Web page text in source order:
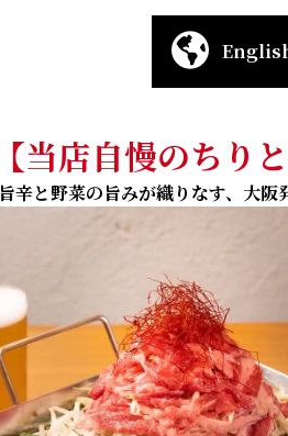
【当店自慢のちり
旨辛と野菜の旨みが織りなす、大阪